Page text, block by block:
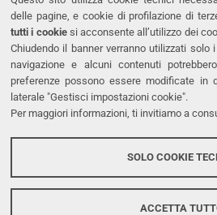
delle pagine, e cookie di profilazione di
tutti i cookiesi acconsente all’utilizzo dei
Chiudendo il banner verranno utilizzati
navigazione e alcuni contenuti
preferenze possono essere modificate in
laterale "Gestisci impostazioni cookie".
Per maggiori informazioni, ti invitiamo a
SOLO COOKIE
ACCETTA
Tel. +39 0532 293111
Fax. +39 0532 293031
PEC
LINKS
Dichiarazione di
Protezione dati personali